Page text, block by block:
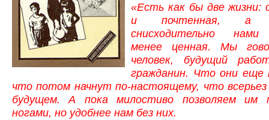
«Есть как бы две жизни:
и почтенная, а
снисходительно нами
менее ценная. Мы
человек, будущий
гражданин. Что они еще
что потом начнут по-настоящему, что
будущем. А пока милостиво позволяем им
ногами, но удобнее нам без них.